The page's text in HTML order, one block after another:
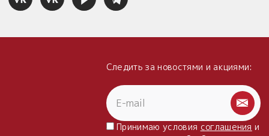
Следить за новостями и акциями:
Принимаю условия соглашения и